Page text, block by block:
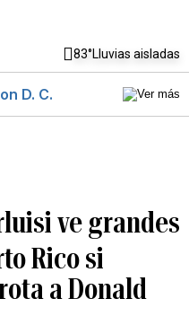
83°Lluvias aisladas
D. C.
ve grandes
Rico si
a Donald